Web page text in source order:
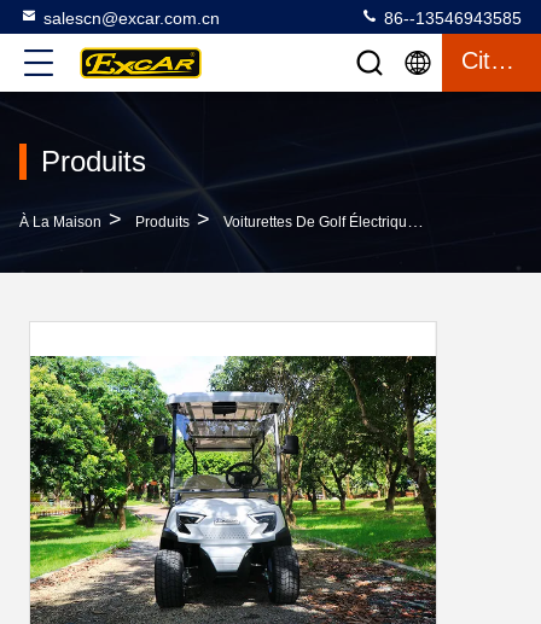
salescn@excar.com.cn 86--13546943585
Citation
Produits
À La Maison > Produits > Voiturettes De Golf Électriques